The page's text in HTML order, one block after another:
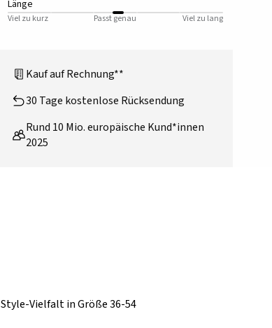
Länge
Viel zu kurz Passt genau Viel zu lang
Kauf auf Rechnung**
30 Tage kostenlose Rücksendung
Rund 10 Mio. europäische Kund*innen
2025
Style-Vielfalt in Größe 36-54